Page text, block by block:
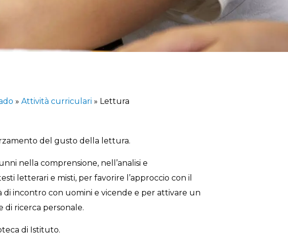
» Attività curriculari » Lettura
del gusto della lettura.
nella comprensione, nell’analisi e
letterari e misti, per favorire l’approccio con il
di incontro con uomini e vicende e per attivare un
di ricerca personale.
di Istituto.